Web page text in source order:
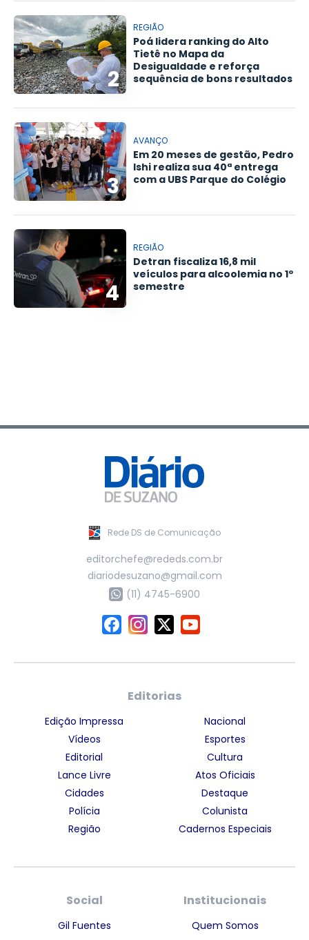
2
REGIÃO
Poá lidera ranking do Alto
Tietê no Mapa da
Desigualdade e reforça
sequência de bons resultados
3
AVANÇO
Em 20 meses de gestão, Pedro
Ishi realiza sua 40ª entrega
com a UBS Parque do Colégio
4
REGIÃO
Detran fiscaliza 16,8 mil
veículos para alcoolemia no 1º
semestre
Rede DS de Comunicação
editorchefe@rededs.com.br
diariodesuzano@gmail.com
(11) 4745-6900
Editorias
Edição Impressa
Vídeos
Editorial
Lance Livre
Cidades
Polícia
Região
Nacional
Esportes
Cultura
Atos Oficiais
Destaque
Colunista
Cadernos Especiais
Social
Gil Fuentes
Institucionais
Quem Somos